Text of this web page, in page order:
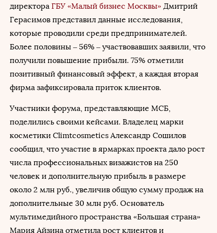
директора ГБУ «Малый бизнес Москвы» Дмитрий
Герасимов представил данные исследования,
которые проводили среди предпринимателей.
Более половины – 56% – участвовавших заявили, что
получили повышение прибыли. 75% отметили
позитивный финансовый эффект, а каждая вторая
фирма зафиксировала приток клиентов.
Участники форума, представляющие МСБ,
поделились своими кейсами. Владелец марки
косметики Climtcosmetics Александр Сошилов
сообщил, что участие в ярмарках проекта дало рост
числа профессиональных визажистов на 250
человек и дополнительную прибыль в размере
около 2 млн руб., увеличив общую сумму продаж на
дополнительные 30 млн руб. Основатель
мультимедийного пространства «Большая страна»
Мария Айзина отметила рост клиентов и